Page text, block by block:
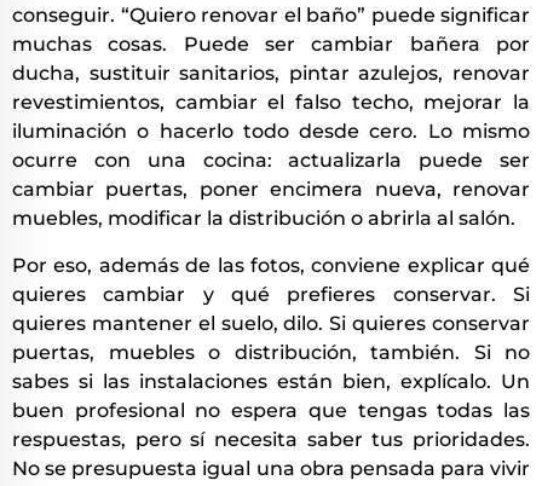
conseguir. “Quiero renovar el baño” puede significar
muchas cosas. Puede ser cambiar bañera por
ducha, sustituir sanitarios, pintar azulejos, renovar
revestimientos, cambiar el falso techo, mejorar la
iluminación o hacerlo todo desde cero. Lo mismo
ocurre con una cocina: actualizarla puede ser
cambiar puertas, poner encimera nueva, renovar
muebles, modificar la distribución o abrirla al salón.
Por eso, además de las fotos, conviene explicar qué
quieres cambiar y qué prefieres conservar. Si
quieres mantener el suelo, dilo. Si quieres conservar
puertas, muebles o distribución, también. Si no
sabes si las instalaciones están bien, explícalo. Un
buen profesional no espera que tengas todas las
respuestas, pero sí necesita saber tus prioridades.
No se presupuesta igual una obra pensada para vivir